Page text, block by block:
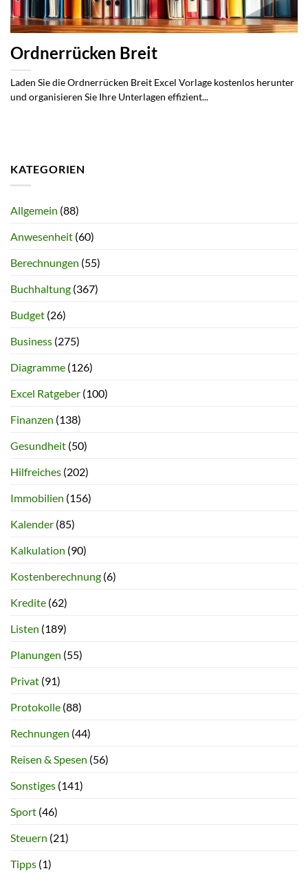
Ordnerrücken Breit
Laden Sie die Ordnerrücken Breit Excel Vorlage kostenlos herunter
und organisieren Sie Ihre Unterlagen effizient...
KATEGORIEN
Allgemein (88)
Anwesenheit (60)
Berechnungen (55)
Buchhaltung (367)
Budget (26)
Business (275)
Diagramme (126)
Excel Ratgeber (100)
Finanzen (138)
Gesundheit (50)
Hilfreiches (202)
Immobilien (156)
Kalender (85)
Kalkulation (90)
Kostenberechnung (6)
Kredite (62)
Listen (189)
Planungen (55)
Privat (91)
Protokolle (88)
Rechnungen (44)
Reisen & Spesen (56)
Sonstiges (141)
Sport (46)
Steuern (21)
Tipps (1)